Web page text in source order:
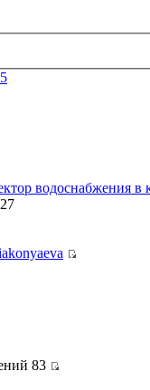
5
водоснабжения в
83